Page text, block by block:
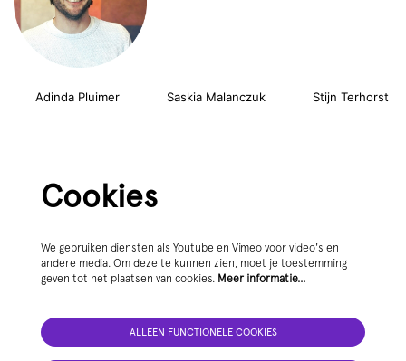
Adinda Pluimer Saskia Malanczuk Stijn Terhorst
Cookies
We gebruiken diensten als Youtube en Vimeo voor video's en
andere media. Om deze te kunnen zien, moet je toestemming
geven tot het plaatsen van cookies. Meer informatie…
ALLEEN FUNCTIONELE COOKIES